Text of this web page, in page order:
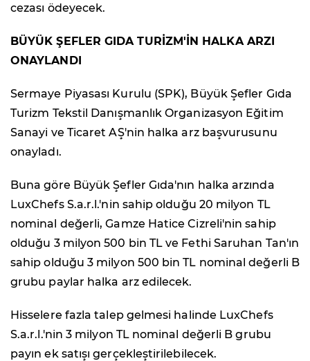
cezası ödeyecek.
BÜYÜK ŞEFLER GIDA TURİZM'İN HALKA ARZI
ONAYLANDI
Sermaye Piyasası Kurulu (SPK), Büyük Şefler Gıda
Turizm Tekstil Danışmanlık Organizasyon Eğitim
Sanayi ve Ticaret AŞ'nin halka arz başvurusunu
onayladı.
Buna göre Büyük Şefler Gıda'nın halka arzında
LuxChefs S.a.r.l.'nin sahip olduğu 20 milyon TL
nominal değerli, Gamze Hatice Cizreli'nin sahip
olduğu 3 milyon 500 bin TL ve Fethi Saruhan Tan'ın
sahip olduğu 3 milyon 500 bin TL nominal değerli B
grubu paylar halka arz edilecek.
Hisselere fazla talep gelmesi halinde LuxChefs
S.a.r.l.'nin 3 milyon TL nominal değerli B grubu
payın ek satışı gerçekleştirilebilecek.